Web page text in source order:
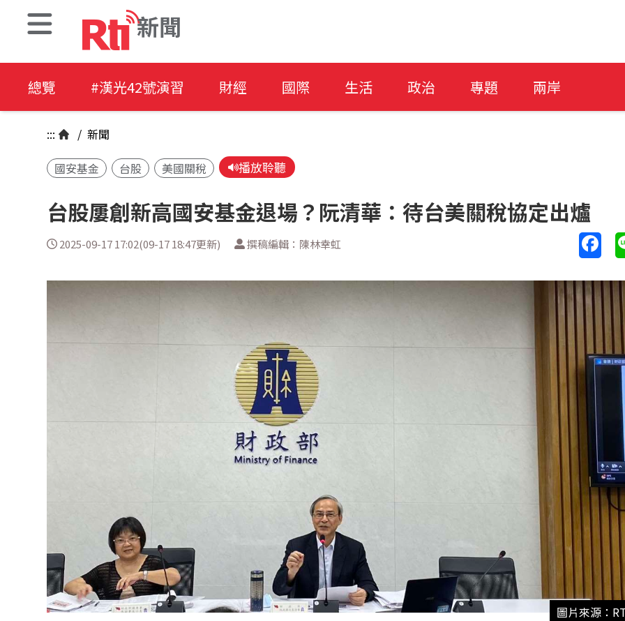
新聞
總覽 #漢光42號演習 財經 國際 生活 政治 專題 兩岸
::: / 新聞
國安基金 台股 美國關稅 播放聆聽
台股屢創新高國安基金退場？阮清華：待台美關稅協定出爐
2025-09-17 17:02(09-17 18:47更新) 撰稿編輯：陳林幸虹
圖片來源：